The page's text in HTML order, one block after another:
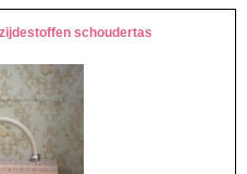
schoudertas